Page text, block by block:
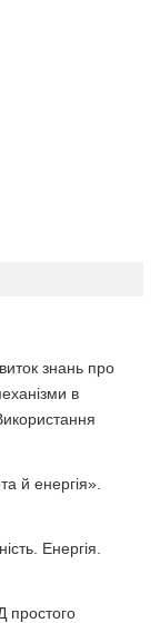
знань про
в
й енергія».
Енергія.
простого